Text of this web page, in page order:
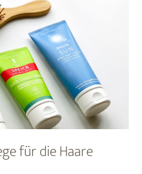
Wie
der
Sommer
die
Haarpflege
beeinflusst
für die Haare